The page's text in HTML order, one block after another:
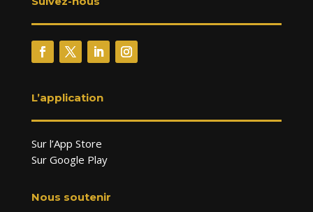
L’application
Sur l’App Store
Sur Google Play
Nous soutenir